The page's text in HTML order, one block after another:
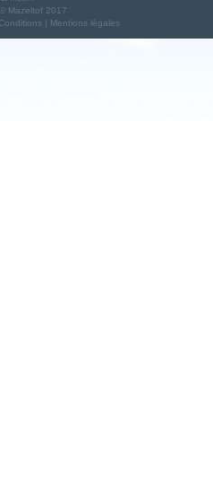
Mazeltof 2017
| Mentions légales